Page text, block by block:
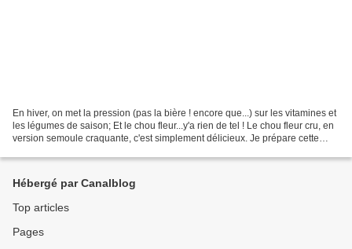
En hiver, on met la pression (pas la bière ! encore que...) sur les vitamines et
les légumes de saison; Et le chou fleur...y'a rien de tel ! Le chou fleur cru, en
version semoule craquante, c'est simplement délicieux. Je prépare cette
Hébergé par Canalblog
Top articles
Pages